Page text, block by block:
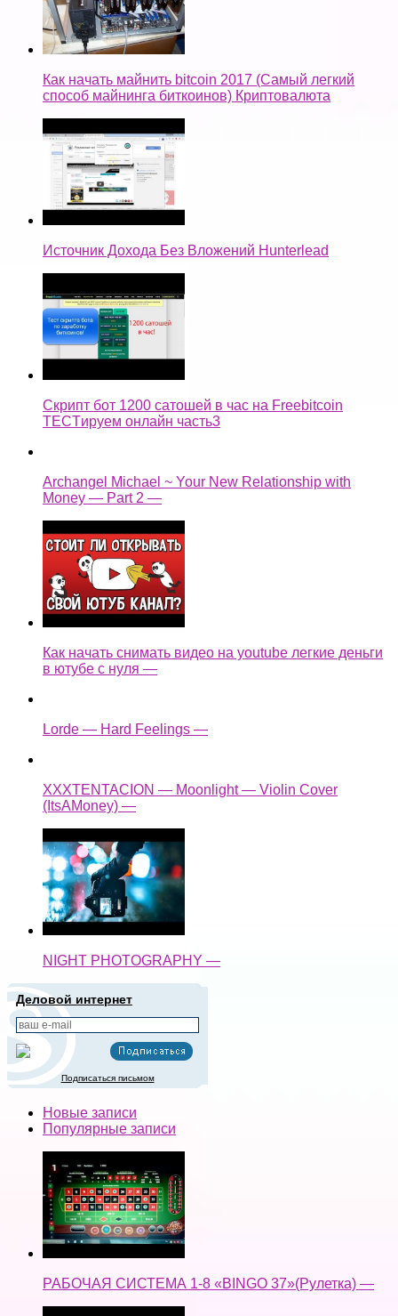
Как начать майнить bitcoin 2017 (Самый легкий
способ майнинга биткоинов) Криптовалюта
Источник Дохода Без Вложений Hunterlead
Скрипт бот 1200 сатошей в час на Freebitcoin
TECTируем онлайн часть3
Archangel Michael ~ Your New Relationship with
Money — Part 2 —
Как начать снимать видео на youtube легкие деньги
в ютубе с нуля —
Lorde — Hard Feelings —
XXXTENTACION — Moonlight — Violin Cover
(ItsAMoney) —
NIGHT PHOTOGRAPHY —
Деловой интернет
Подписаться письмом
Новые записи
Популярные записи
РАБОЧАЯ СИСТЕМА 1-8 «BINGO 37»(Рулетка) —